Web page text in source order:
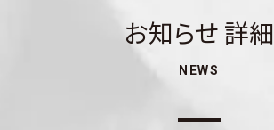
お知らせ 詳細
NEWS